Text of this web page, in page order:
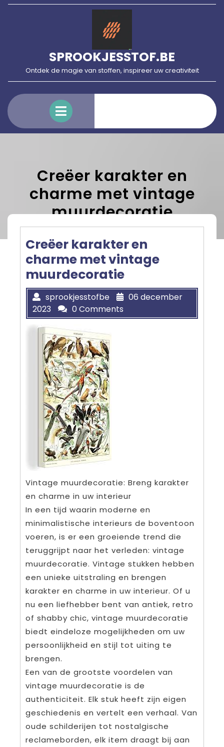
Skip
SPROOKJESSTOF.BE
Ontdek de magie van stoffen, inspireer uw creativiteit
Menu
Creëer karakter en
charme met vintage
muurdecoratie
Creëer karakter en
charme met vintage
muurdecoratie
sprookjesstofbe
06 december
2023
0 Comments
Vintage muurdecoratie: Breng karakter
en charme in uw interieur
In een tijd waarin moderne en
minimalistische interieurs de boventoon
voeren, is er een groeiende trend die
teruggrijpt naar het verleden: vintage
muurdecoratie. Vintage stukken hebben
een unieke uitstraling en brengen
karakter en charme in uw interieur. Of u
nu een liefhebber bent van antiek, retro
of shabby chic, vintage muurdecoratie
biedt eindeloze mogelijkheden om uw
persoonlijkheid en stijl tot uiting te
brengen.
Een van de grootste voordelen van
vintage muurdecoratie is de
authenticiteit. Elk stuk heeft zijn eigen
geschiedenis en vertelt een verhaal. Van
oude schilderijen tot nostalgische
reclameborden, elk item draagt bij aan